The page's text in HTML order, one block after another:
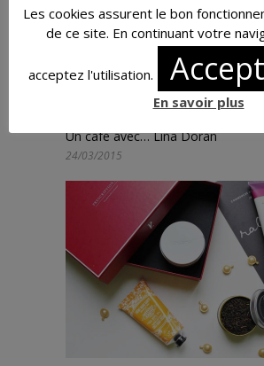
Un café avec… Lina Doran
24/03/2015
Les cookies assurent le bon
de ce site. En continuant votre
acceptez l'utilisation.
En savoir plus